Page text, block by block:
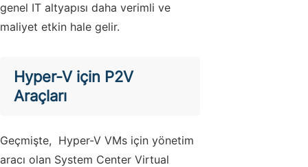
genel IT altyapısı daha verimli ve
maliyet etkin hale gelir.
Hyper-V için P2V
Araçları
Geçmişte, Hyper-V VMs için yönetim
aracı olan System Center Virtual